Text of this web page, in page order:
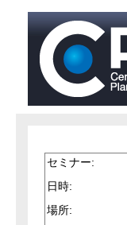
セミナー:
日時:
場所: